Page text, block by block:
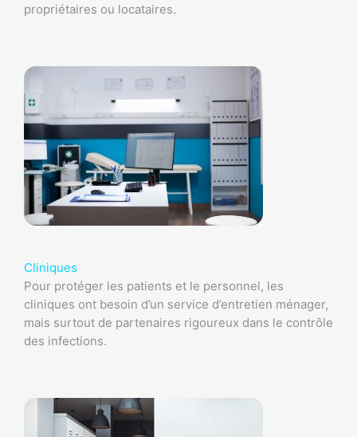
propriétaires ou locataires.
Cliniques
Pour protéger les patients et le personnel, les
cliniques ont besoin d’un service d’entretien ménager,
mais surtout de partenaires rigoureux dans le contrôle
des infections.